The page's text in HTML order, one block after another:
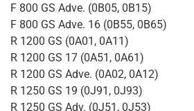
F 800 GS Adve. (0B05, 0B15)
F 800 GS Adve. 16 (0B55, 0B65)
R 1200 GS (0A01, 0A11)
R 1200 GS 17 (0A51, 0A61)
R 1200 GS Adve. (0A02, 0A12)
R 1250 GS 19 (0J91, 0J93)
R 1250 GS Adv. (0J51, 0J53)